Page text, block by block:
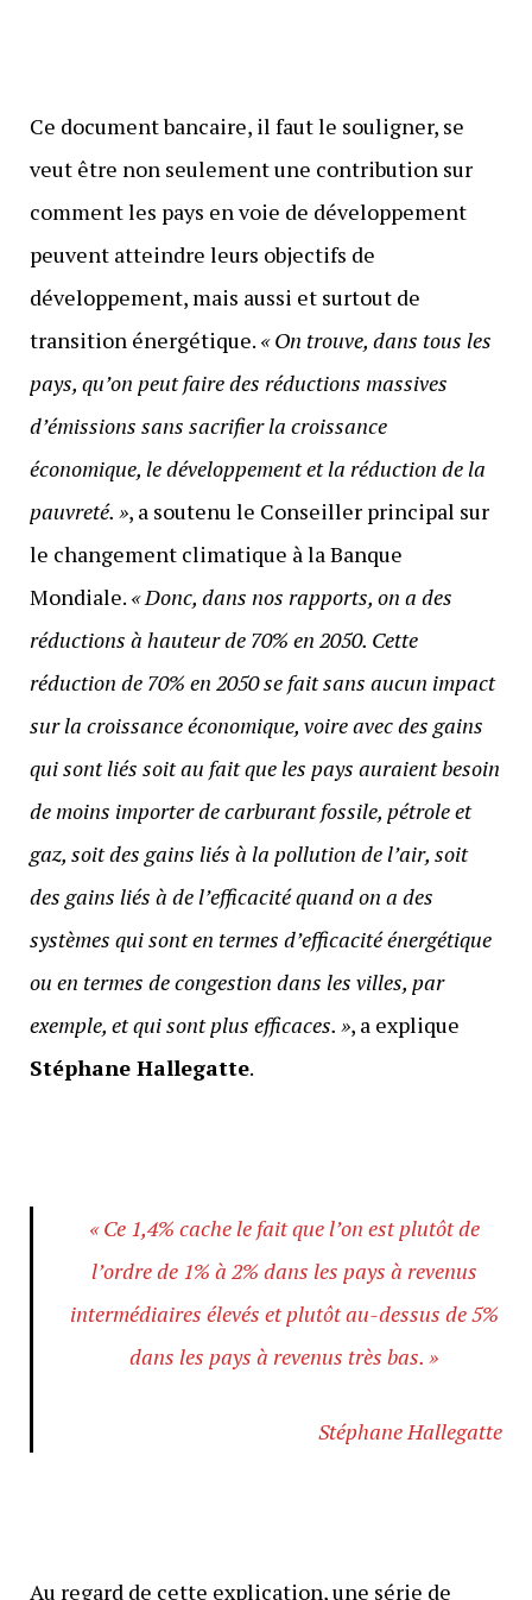
Ce document bancaire, il faut le souligner, se
veut être non seulement une contribution sur
comment les pays en voie de développement
peuvent atteindre leurs objectifs de
développement, mais aussi et surtout de
transition énergétique. « On trouve, dans tous les
pays, qu’on peut faire des réductions massives
d’émissions sans sacrifier la croissance
économique, le développement et la réduction de la
pauvreté. », a soutenu le Conseiller principal sur
le changement climatique à la Banque
Mondiale. «Donc, dans nos rapports, on a des
réductions à hauteur de 70% en 2050. Cette
réduction de 70% en 2050 se fait sans aucun impact
sur la croissance économique, voire avec des gains
qui sont liés soit au fait que les pays auraient besoin
de moins importer de carburant fossile, pétrole et
gaz, soit des gains liés à la pollution de l’air, soit
des gains liés à de l’efficacité quand on a des
systèmes qui sont en termes d’efficacité énergétique
ou en termes de congestion dans les villes, par
exemple, et qui sont plus efficaces. », a explique
Stéphane Hallegatte.
« Ce 1,4% cache le fait que l’on est plutôt de
l’ordre de 1% à 2% dans les pays à revenus
intermédiaires élevés et plutôt au-dessus de 5%
dans les pays à revenus très bas. »
Stéphane Hallegatte
Au regard de cette explication, une série de